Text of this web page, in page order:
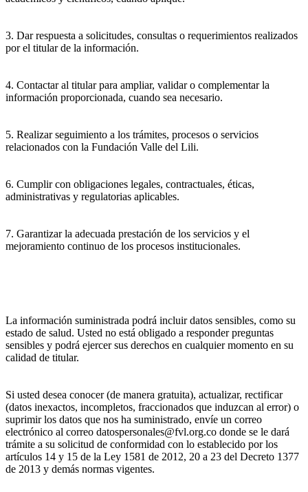
3. Dar respuesta a solicitudes, consultas o requerimientos realizados
por el titular de la información.
4. Contactar al titular para ampliar, validar o complementar la
información proporcionada, cuando sea necesario.
5. Realizar seguimiento a los trámites, procesos o servicios
relacionados con la Fundación Valle del Lili.
6. Cumplir con obligaciones legales, contractuales, éticas,
administrativas y regulatorias aplicables.
7. Garantizar la adecuada prestación de los servicios y el
mejoramiento continuo de los procesos institucionales.
La información suministrada podrá incluir datos sensibles, como su
estado de salud. Usted no está obligado a responder preguntas
sensibles y podrá ejercer sus derechos en cualquier momento en su
calidad de titular.
Si usted desea conocer (de manera gratuita), actualizar, rectificar
(datos inexactos, incompletos, fraccionados que induzcan al error) o
suprimir los datos que nos ha suministrado, envíe un correo
electrónico al correo datospersonales@fvl.org.co donde se le dará
trámite a su solicitud de conformidad con lo establecido por los
artículos 14 y 15 de la Ley 1581 de 2012, 20 a 23 del Decreto 1377
de 2013 y demás normas vigentes.